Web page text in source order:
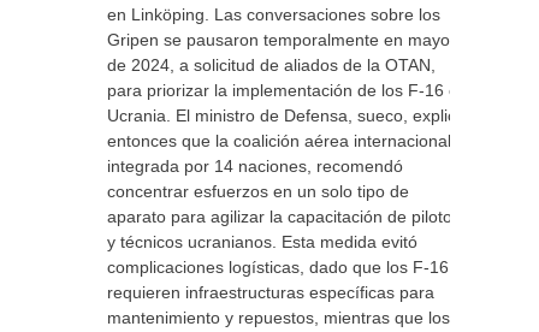
en Linköping. Las conversaciones sobre los
Gripen se pausaron temporalmente en mayo
de 2024, a solicitud de aliados de la OTAN,
para priorizar la implementación de los F-16 en
Ucrania. El ministro de Defensa, sueco, explicó
entonces que la coalición aérea internacional,
integrada por 14 naciones, recomendó
concentrar esfuerzos en un solo tipo de
aparato para agilizar la capacitación de pilotos
y técnicos ucranianos. Esta medida evitó
complicaciones logísticas, dado que los F-16
requieren infraestructuras específicas para
mantenimiento y repuestos, mientras que los